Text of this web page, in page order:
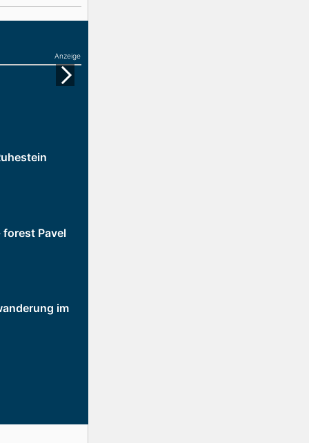
Anzeige
forest Pavel
im